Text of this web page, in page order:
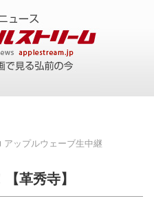
アップルウェーブ生中継
革秀寺】